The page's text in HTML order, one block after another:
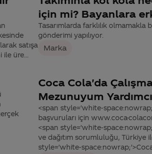
satışa
üre...
için mi? Bayanlara
Tasarımlarda farklılık
gönderimi yapılıyor.
Marka
Coca Cola'da
Mezunuyum
<span style='white-
başvuruları için www.coca-
<span style='white-
ve dağıtım sorumluluğu, Türkiye
style='white-